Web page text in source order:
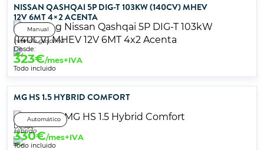
NISSAN QASHQAI 5P DIG-T 103KW (140CV) MHEV
12V 6MT 4×2 ACENTA
Manual
Híbrido gasolina
Desde:
323€/mes+IVA
Todo incluido
MG HS 1.5 HYBRID COMFORT
Automático
Híbrido
Desde:
330€/mes+IVA
Todo incluido